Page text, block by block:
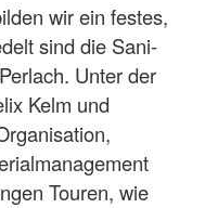
wir ein festes,
sind die Sani-
Unter der
Kelm und
Touren, wie